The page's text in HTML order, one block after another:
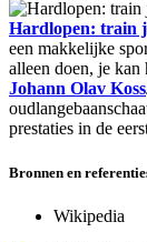
Hardlopen: train
een makkelijke
alleen doen, je
Johann Olav Koss
prestaties in de
Bronnen en
Wikipedia